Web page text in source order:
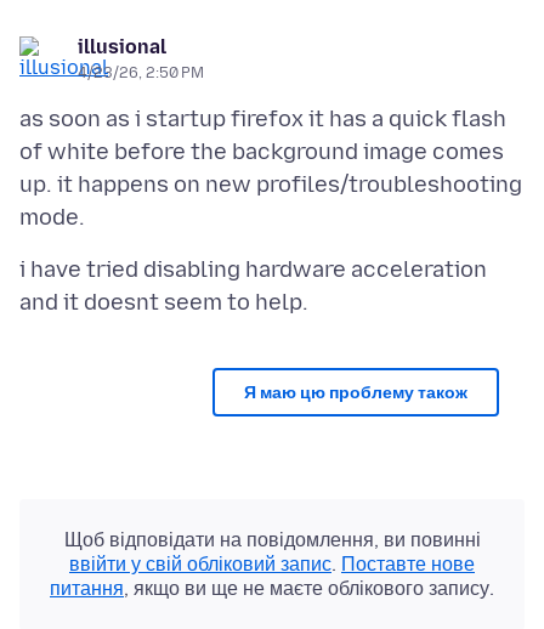
illusional
4/23/26, 2:50 PM
as soon as i startup firefox it has a quick flash
of white before the background image comes
up. it happens on new profiles/troubleshooting
i have tried disabling hardware acceleration
Я маю цю проблему також
Щоб відповідати на повідомлення, ви повинні
ввійти у свій обліковий запис. Поставте нове
питання, якщо ви ще не маєте облікового запису.